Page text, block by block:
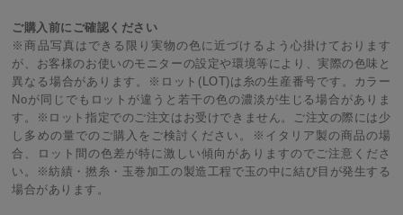
ご購入前にご確認ください
※商品写真はできる限り実物の色に近づけるよう心掛けております
が、お客様のお使いのモニターの設定や環境等により、実際の色味と
異なる場合があります。※ロット(LOT)は糸の生産番号です。カラー
Noが同じでもロットが違うと若干の色の濃淡が生じる場合がありま
す。※ロット指定でのご注文はお受けできません。ご注文の際には少
し多めの量でのご購入をご検討ください。※イタリア製の商品の場
合、ロット間の色差が特に激しい傾向がありますのでご注意くださ
い。※紡績・撚糸・玉巻加工の製造工程で玉の中に結び目が発生する
場合があります。